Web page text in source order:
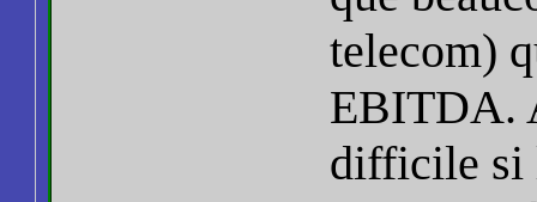
telecom)
EBITDA.
difficile si